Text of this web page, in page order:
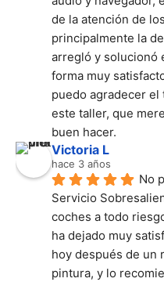
de la atención de
principalmente la
arregló y solucionó
forma muy
puedo agradecer
este taller, que
buen hacer.
Victoria L
hace 3 años
No
Servicio
coches a todo
ha dejado muy
hoy después de un
pintura, y lo